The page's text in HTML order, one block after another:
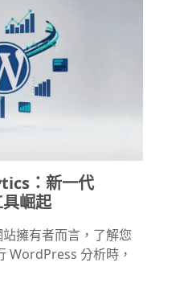
：新一代
崛起
擁有者而言，了解您
WordPress 分析時，